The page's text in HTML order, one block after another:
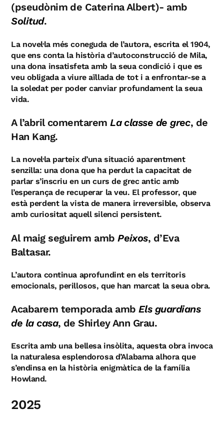
(pseudònim de Caterina Albert)- amb
Solitud.
La novel·la més coneguda de l’autora, escrita el 1904,
que ens conta la història d’autoconstrucció de Mila,
una dona insatisfeta amb la seua condició i que es
veu obligada a viure aïllada de tot i a enfrontar-se a
la soledat per poder canviar profundament la seua
vida.
A l’abril comentaremLa classe de grec, de
Han Kang.
La novel·la parteix d’una situació aparentment
senzilla: una dona que ha perdut la capacitat de
parlar s’inscriu en un curs de grec antic amb
l’esperança de recuperar la veu. El professor, que
està perdent la vista de manera irreversible, observa
amb curiositat aquell silenci persistent.
Al maig seguirem ambPeixos, d’Eva
Baltasar.
L’autora continua aprofundint en els territoris
emocionals, perillosos, que han marcat la seua obra.
Acabarem temporada amb Els guardians
de la casa, de Shirley Ann Grau.
Escrita amb una bellesa insòlita, aquesta obra invoca
la naturalesa esplendorosa d’Alabama alhora que
s’endinsa en la història enigmàtica de la família
Howland.
2025